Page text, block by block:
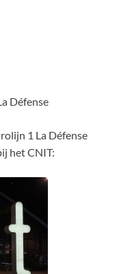
Défense
1 La Défense
het CNIT: